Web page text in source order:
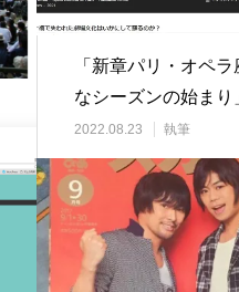
「新章パリ・オペ
なシーズンの始まり
別」とは？
2022.08.23 執筆